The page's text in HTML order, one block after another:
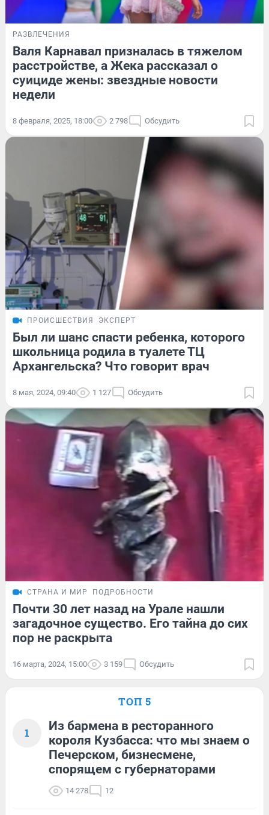
РАЗВЛЕЧЕНИЯ
Валя Карнавал призналась в тяжелом
расстройстве, а Жека рассказал о
суициде жены: звездные новости
недели
8 февраля, 2025, 18:00 2 798 Обсудить
ПРОИСШЕСТВИЯ ЭКСПЕРТ
Был ли шанс спасти ребенка, которого
школьница родила в туалете ТЦ
Архангельска? Что говорит врач
8 мая, 2024, 09:40 1 127 Обсудить
СТРАНА И МИР ПОДРОБНОСТИ
Почти 30 лет назад на Урале нашли
загадочное существо. Его тайна до сих
пор не раскрыта
16 марта, 2024, 15:00 3 159 Обсудить
ТОП 5
1
Из бармена в ресторанного
короля Кузбасса: что мы знаем о
Печерском, бизнесмене,
спорящем с губернаторами
14 278 12